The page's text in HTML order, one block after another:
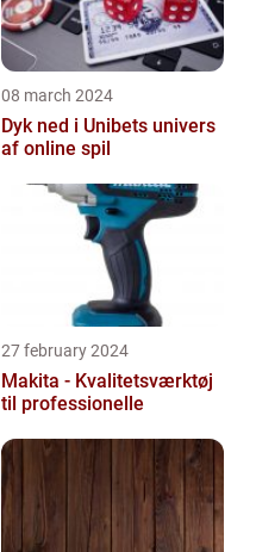
08 march 2024
Dyk ned i Unibets univers
af online spil
27 february 2024
Makita - Kvalitetsværktøj
til professionelle